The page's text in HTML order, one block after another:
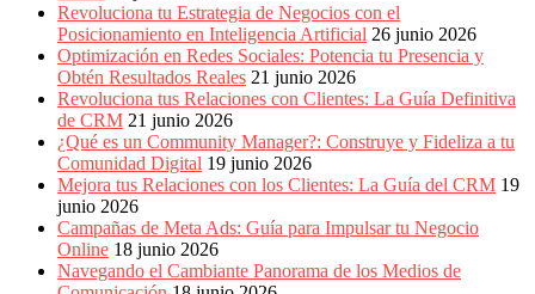
Revoluciona tu Estrategia de Negocios con el
Posicionamiento en Inteligencia Artificial 26 junio 2026
Optimización en Redes Sociales: Potencia tu Presencia y
Obtén Resultados Reales 21 junio 2026
Revoluciona tus Relaciones con Clientes: La Guía Definitiva
de CRM 21 junio 2026
¿Qué es un Community Manager?: Construye y Fideliza a tu
Comunidad Digital 19 junio 2026
Mejora tus Relaciones con los Clientes: La Guía del CRM 19
junio 2026
Campañas de Meta Ads: Guía para Impulsar tu Negocio
Online 18 junio 2026
Navegando el Cambiante Panorama de los Medios de